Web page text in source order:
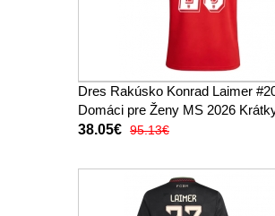
Dres Rakúsko Konrad Laimer
Domáci pre Ženy MS 2026
38.05€ 95.13€